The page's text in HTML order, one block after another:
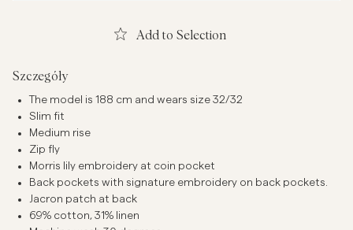
Add to Selection
Szczegóły
The model is 188 cm and wears size 32/32
Slim fit
Medium rise
Zip fly
Morris lily embroidery at coin pocket
Back pockets with signature embroidery on back pockets.
Jacron patch at back
69% cotton, 31% linen